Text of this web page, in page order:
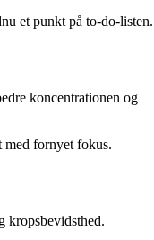
et punkt på to-do-listen.
koncentrationen og
med fornyet fokus.
kropsbevidsthed.